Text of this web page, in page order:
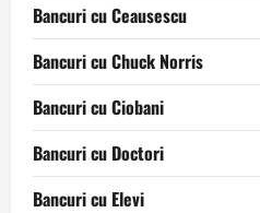
Bancuri cu Ceausescu
Bancuri cu Chuck Norris
Bancuri cu Ciobani
Bancuri cu Doctori
Bancuri cu Elevi